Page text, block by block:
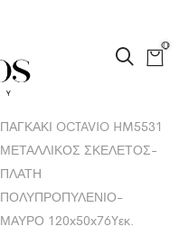
0
ΠΑΓΚΑΚΙ OCTAVIO HM5531
ΜΕΤΑΛΛΙΚΟΣ ΣΚΕΛΕΤΟΣ-
ΠΛΑΤΗ
ΠΟΛΥΠΡΟΠΥΛΕΝΙΟ-
ΜΑΥΡΟ 120x50x76Yεκ.